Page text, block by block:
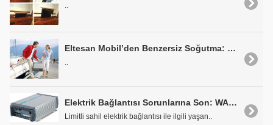
..
Eltesan Mobil’den Benzersiz Soğutma: WAECO Kompresörlü CF-Serisi
..
Elektrik Bağlantısı Sorunlarına Son: WAECO CombiPower
Limitli sahil elektrik bağlantısı ile ilgili yaşan..